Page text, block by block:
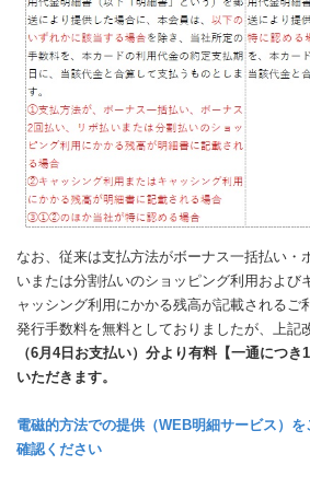
なお、従来は支払方法がボーナス一括払い・
いまたは分割払いのショッピング利用および
ャッシング利用にかかる残高が記載されるご
発行手数料を無料としておりましたが、上記
（6月4日お支払い）分より有料【一通につ
いただきます。
電磁的方法での提供（WEB明細サービス）
確認ください